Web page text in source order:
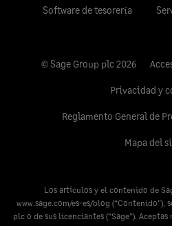
Software de tesorería
© Sage Group plc 2026
Privacidad y
Reglamento General de
Mapa del
Los artículos y el contenido de
www.sage.com/es-es/blog (“Contenido”),
plc o de sus licenciantes (“Sage”).